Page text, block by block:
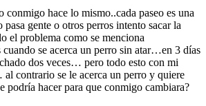
conmigo hace lo mismo..cada paseo es una
gente o otros perros intento sacar la
el problema como se menciona
cuando se acerca un perro sin atar…en 3 días
dos veces… pero todo esto con mi
contrario se le acerca un perro y quiere
podría hacer para que conmigo cambiara?